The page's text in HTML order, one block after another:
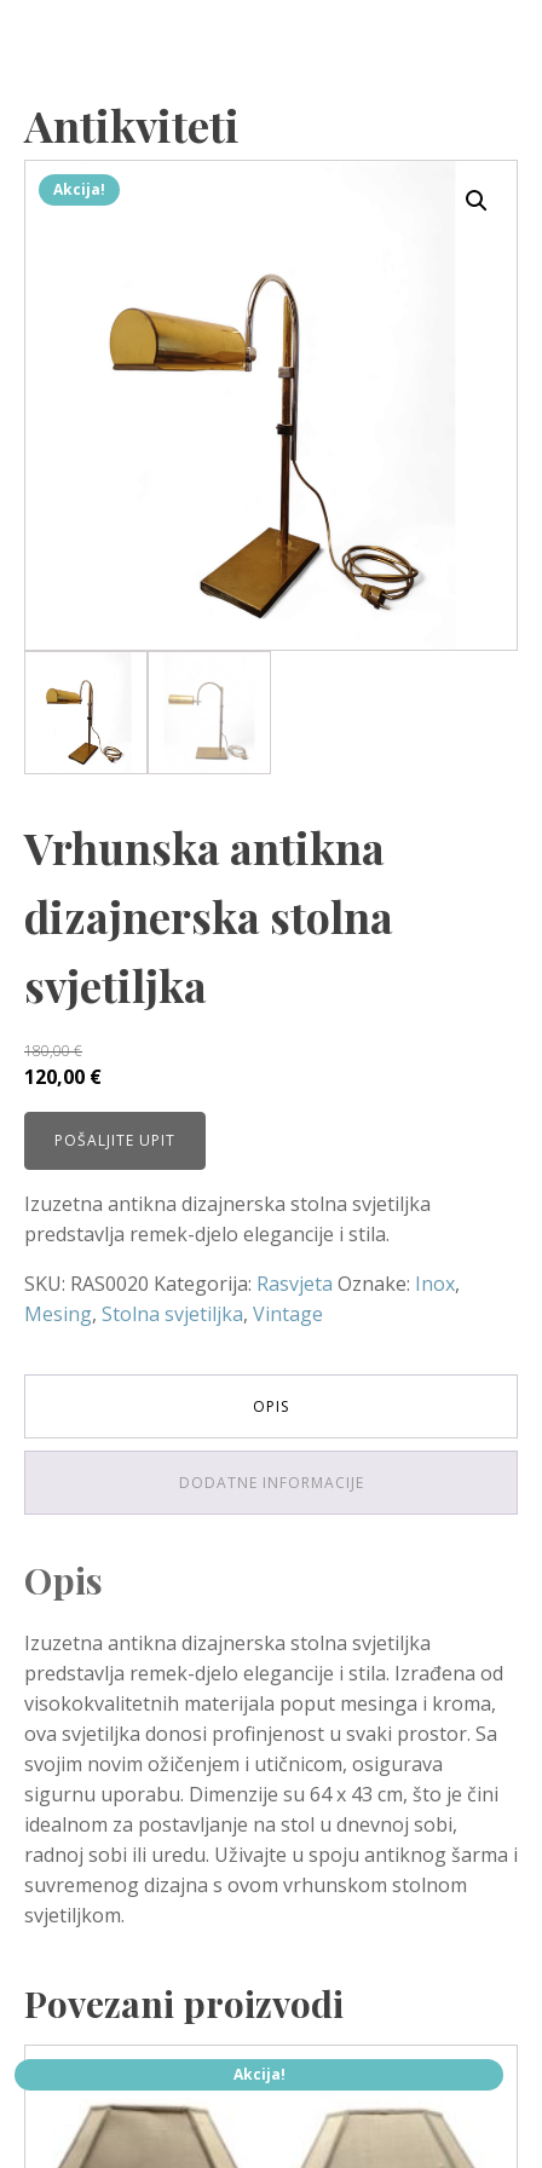
Antikviteti
Akcija!
Vrhunska antikna
dizajnerska stolna
svjetiljka
180,00€
Izvorna
cijena
bila
je:
180,00 €.
120,00 €Trenutna
cijena
je:
120,00 €.
POŠALJITE UPIT
Izuzetna antikna dizajnerska stolna svjetiljka
predstavlja remek-djelo elegancije i stila.
SKU: RAS0020 Kategorija: Rasvjeta Oznake: Inox,
Mesing, Stolna svjetiljka, Vintage
OPIS
DODATNE INFORMACIJE
Opis
Izuzetna antikna dizajnerska stolna svjetiljka
predstavlja remek-djelo elegancije i stila. Izrađena od
visokokvalitetnih materijala poput mesinga i kroma,
ova svjetiljka donosi profinjenost u svaki prostor. Sa
svojim novim ožičenjem i utičnicom, osigurava
sigurnu uporabu. Dimenzije su 64 x 43 cm, što je čini
idealnom za postavljanje na stol u dnevnoj sobi,
radnoj sobi ili uredu. Uživajte u spoju antiknog šarma i
suvremenog dizajna s ovom vrhunskom stolnom
svjetiljkom.
Povezani proizvodi
Akcija!